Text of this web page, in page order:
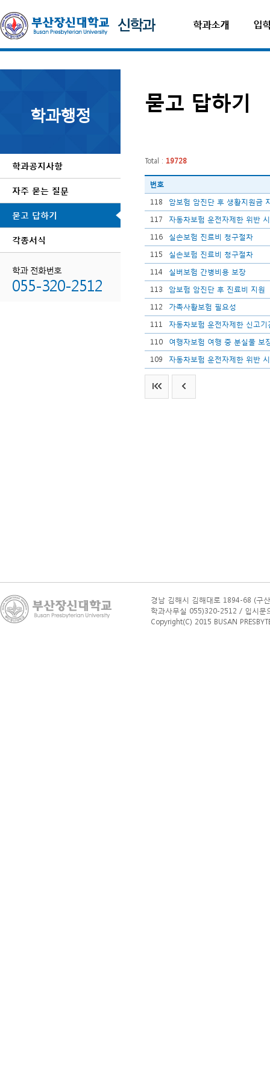
학과소개 입
학과행정
학과공지사항
자주 묻는 질문
묻고 답하기
각종서식
학과 전화번호
055-320-2512
묻고 답하기
Total : 19728
번호
118
암보험 암진단 후 생활지원금
117
자동차보험 운전자제한 위반
116
실손보험 진료비 청구절차
115
실손보험 진료비 청구절차
114
실버보험 간병비용 보장
113
암보험 암진단 후 진료비 지원
112
가족사활보험 필요성
111
자동차보험 운전자제한 신고기
110
여행자보험 여행 중 분실물 보
109
자동차보험 운전자제한 위반
경남 김해시 김해대로 1894-68 (구
학과사무실 055)320-2512 / 입시
Copyright(C) 2015 BUSAN